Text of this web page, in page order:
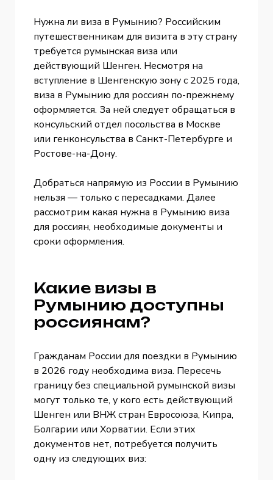
Нужна ли виза в Румынию? Российским
путешественникам для визита в эту страну
требуется румынская виза или
действующий Шенген. Несмотря на
вступление в Шенгенскую зону с 2025 года,
виза в Румынию для россиян по-прежнему
оформляется. За ней следует обращаться в
консульский отдел посольства в Москве
или генконсульства в Санкт-Петербурге и
Ростове-на-Дону.
Добраться напрямую из России в Румынию
нельзя — только с пересадками. Далее
рассмотрим какая нужна в Румынию виза
для россиян, необходимые документы и
сроки оформления.
Какие визы в
Румынию доступны
россиянам?
Гражданам России для поездки в Румынию
в 2026 году необходима виза. Пересечь
границу без специальной румынской визы
могут только те, у кого есть действующий
Шенген или ВНЖ стран Евросоюза, Кипра,
Болгарии или Хорватии. Если этих
документов нет, потребуется получить
одну из следующих виз: